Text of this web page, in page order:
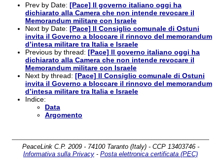
Prev by Date: [Pace] Il governo italiano oggi ha
dichiarato alla Camera che non intende revocare il
Memorandum militare con Israele
Next by Date: [Pace] Il Consiglio comunale di Ostuni
invita il Governo a bloccare il rinnovo del memorandum
d’intesa militare tra Italia e Israele
Previous by thread: [Pace] Il governo italiano oggi ha
dichiarato alla Camera che non intende revocare il
Memorandum militare con Israele
Next by thread: [Pace] Il Consiglio comunale di Ostuni
invita il Governo a bloccare il rinnovo del memorandum
d’intesa militare tra Italia e Israele
Indice:
Data
Argomento
PeaceLink C.P. 2009 - 74100 Taranto (Italy) - CCP 13403746 -
Informativa sulla Privacy - Posta elettronica certificata (PEC)